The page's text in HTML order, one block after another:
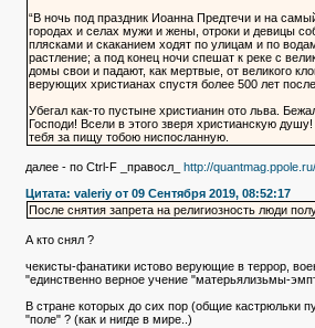
“В ночь под праздник Иоанна Предтечи и на
городах и селах мужи и жены, отроки и девицы
плясками и скаканием ходят по улицам и по
растление; а под конец ночи спешат к реке с
домы свои и падают, как мертвые, от великого
верующих христианах спустя более 500 лет
Убегал как-то пустыне христианин ото льва.
Господи! Всели в этого зверя христианскую
тебя за пищу тобою ниспосланную.
далее - по Сtrl-F _правосл_
http://
Цитата: valeriy от 09 Сентября 2019, 08:52:17
После снятия запрета на религиозность люди
А кто снял ?
чекисты-фанатики истово верующие в террор,
"единственно верное учение "матерьялизьмы-
В стране которых до сих пор (общие кастрюльки
"поле" ? (как и нигде в мире..)